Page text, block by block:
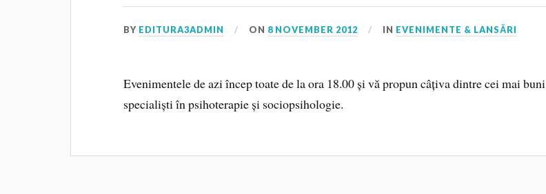
BY EDITURA3ADMIN ON 8 NOVEMBER 2012 IN EVENIMENTE & LANSĂRI
Evenimentele de azi încep toate de la ora 18.00 și vă propun câțiva dintre cei mai buni
specialiști în psihoterapie și sociopsihologie.